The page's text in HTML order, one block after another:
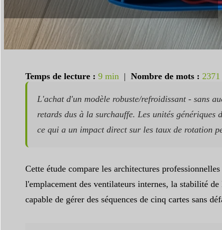
Temps de lecture : 9 min| Nombre de mots : 2371
L'achat d'un modèle robuste/refroidissant - sans
retards dus à la surchauffe. Les unités
ce qui a un impact direct sur les taux de rotation
Cette étude compare les architectures
l'emplacement des ventilateurs internes, la stabilité
capable de gérer des séquences de cinq cartes sans